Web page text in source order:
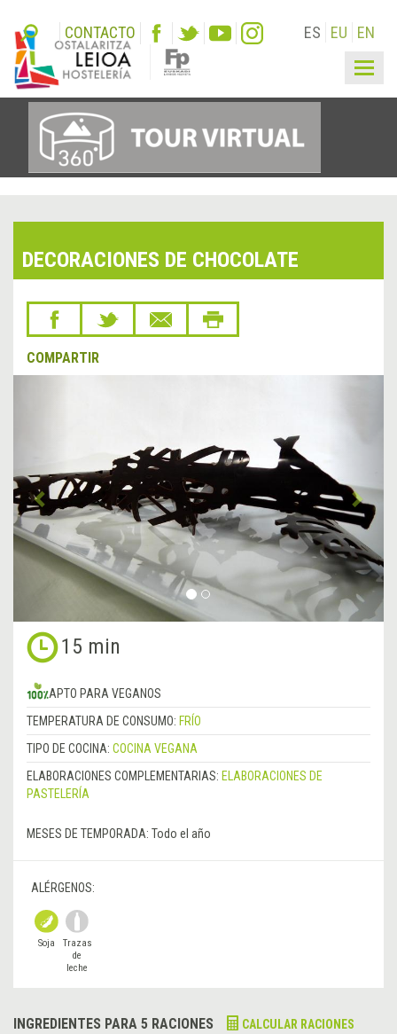
CONTACTO ES EU EN
DECORACIONES DE CHOCOLATE
COMPARTIR
15 min
APTO PARA VEGANOS
TEMPERATURA DE CONSUMO: FRÍO
TIPO DE COCINA: COCINA VEGANA
ELABORACIONES COMPLEMENTARIAS: ELABORACIONES DE
PASTELERÍA
MESES DE TEMPORADA: Todo el año
ALÉRGENOS:
Soja
Trazas
de
leche
INGREDIENTES PARA 5 RACIONES CALCULAR RACIONES